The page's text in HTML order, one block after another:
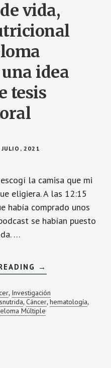
SEGURO
DE
VIDA
vida,
idea
tesis
2021
la camisa que mi
eligiera. A las 12:15
había comprado unos
se habían puesto
…
ACERCA
DE
DE
VIDA,
ESTADO
NUTRICIONAL
→
, Investigación
, Cáncer, hematología,
Múltiple